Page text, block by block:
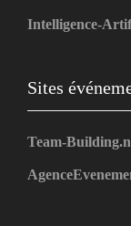
Intelligence-
Sites
Team-